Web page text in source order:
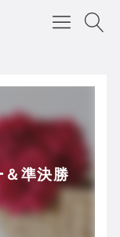
＆準決勝